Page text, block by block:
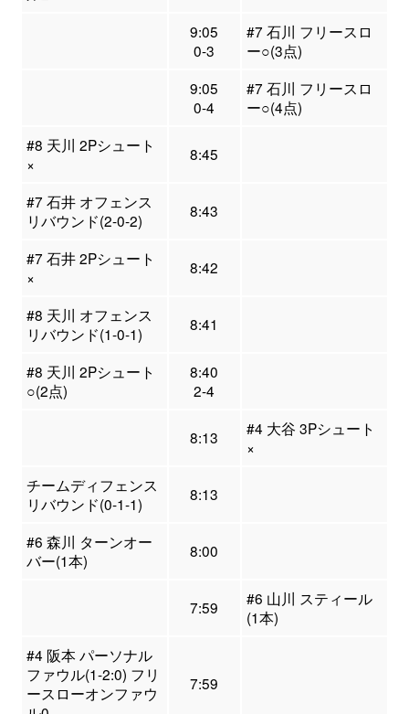
9:05
0-3
#7 石川 フリースロ
ー○(3点)
9:05
0-4
#7 石川 フリースロ
ー○(4点)
#8 天川 2Pシュート
×
8:45
#7 石井 オフェンス
リバウンド(2-0-2)
8:43
#7 石井 2Pシュート
×
8:42
#8 天川 オフェンス
リバウンド(1-0-1)
8:41
#8 天川 2Pシュート
○(2点)
8:40
2-4
8:13
#4 大谷 3Pシュート
×
チームディフェンス
リバウンド(0-1-1)
8:13
#6 森川 ターンオー
バー(1本)
8:00
7:59
#6 山川 スティール
(1本)
#4 阪本 パーソナル
ファウル(1-2:0) フリ
ースローオンファウ
7:59